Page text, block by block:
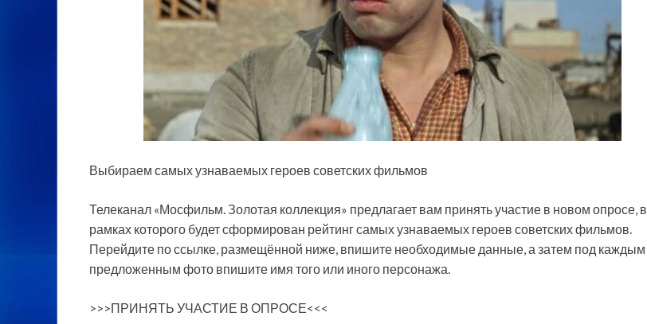
Выбираем самых узнаваемых героев советских фильмов
Телеканал «Мосфильм. Золотая коллекция» предлагает вам принять участие в новом опросе, в
рамках которого будет сформирован рейтинг самых узнаваемых героев советских фильмов.
Перейдите по ссылке, размещённой ниже, впишите необходимые данные, а затем под каждым
предложенным фото впишите имя того или иного персонажа.
>>>ПРИНЯТЬ УЧАСТИЕ В ОПРОСЕ<<<